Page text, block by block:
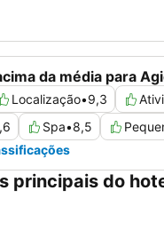
da média para
Localização•9,3
Spa•8,5
principais do